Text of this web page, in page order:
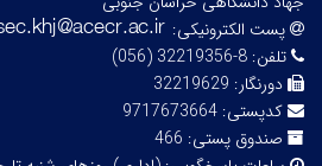
پست الکترونیکی:
تلفن: 8-32219356 (056)
دورنگار: 32219629
کدپستی: 9717673664
صندوق پستی: 466